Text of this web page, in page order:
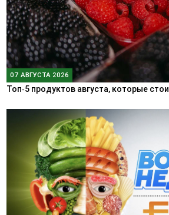
07 АВГУСТА 2026
Топ‑5 продуктов августа, которые